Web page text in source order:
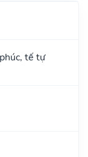
tế tự